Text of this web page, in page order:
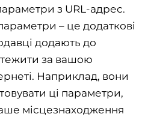
з URL-адрес.
– це додаткові
додають до
за вашою
Наприклад, вони
ці параметри,
місцезнаходження